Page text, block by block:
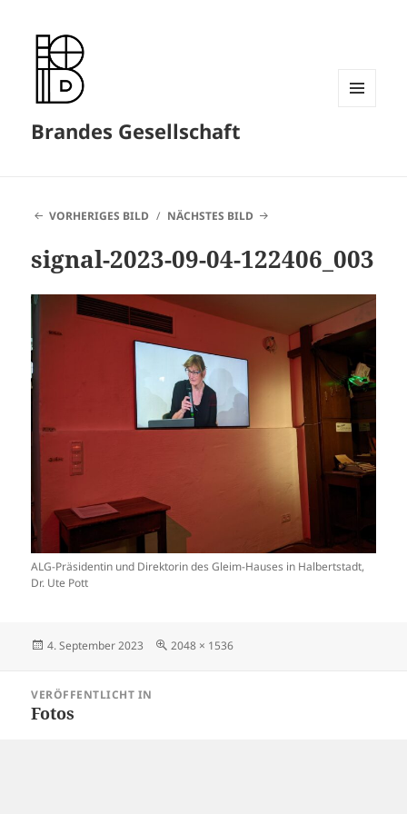
Brandes Gesellschaft
VORHERIGES BILD NÄCHSTES BILD
signal-2023-09-04-122406_003
ALG-Präsidentin und Direktorin des Gleim-Hauses in Halbertstadt,
Dr. Ute Pott
Veröffentlicht
4. September 2023 Originalgröße
2048 × 1536
VERÖFFENTLICHT IN
Fotos